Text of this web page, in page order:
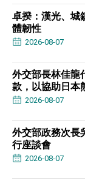
卓揆：漢光、城
體韌性
2026-08-07
外交部長林佳龍
款，以協助日本
2026-08-07
外交部政務次長
行座談會
2026-08-07